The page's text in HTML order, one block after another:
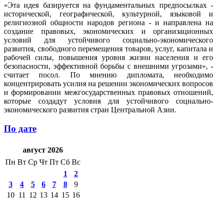
«Эта идея базируется на фундаментальных предпосылках -
исторической, географической, культурной, языковой и
религиозной общности народов региона - и направлена на
создание правовых, экономических и организационных
условий для устойчивого социально-экономического
развития, свободного перемещения товаров, услуг, капитала и
рабочей силы, повышения уровня жизни населения и его
безопасности, эффективной борьбы с внешними угрозами», -
считает посол. По мнению дипломата, необходимо
концентрировать усилия на решении экономических вопросов
и формировании межгосударственных правовых отношений,
которые создадут условия для устойчивого социально-
экономического развития стран Центральной Азии.
По дате
август 2026
Пн Вт Ср Чт Пт Сб Вс
1
2
3
4 5 6 7 8
9
10 11 12 13 14 15 16